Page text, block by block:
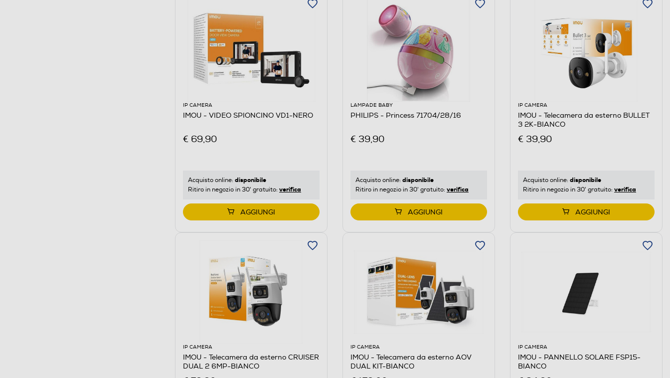
IP CAMERA
IMOU - VIDEO SPIONCINO VD1-NERO
€ 69,90
Acquisto online: disponibile
Ritiro in negozio in 30' gratuito: verifica
AGGIUNGI
LAMPADE BABY
PHILIPS - Princess 71704/28/16
€ 39,90
Acquisto online: disponibile
Ritiro in negozio in 30' gratuito: verifica
AGGIUNGI
IP CAMERA
IMOU - Telecamera da esterno BULLET
3 2K-BIANCO
€ 39,90
Acquisto online: disponibile
Ritiro in negozio in 30' gratuito: verifica
AGGIUNGI
IP CAMERA
IMOU - Telecamera da esterno CRUISER
DUAL 2 6MP-BIANCO
IP CAMERA
IMOU - Telecamera da esterno AOV
DUAL KIT-BIANCO
IP CAMERA
IMOU - PANNELLO SOLARE FSP15-
BIANCO